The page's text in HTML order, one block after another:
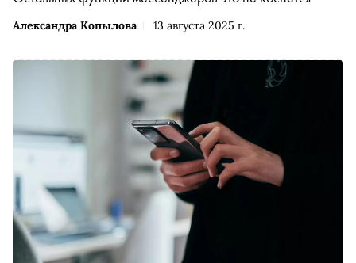
Александра Копылова 13 августа 2025 г.